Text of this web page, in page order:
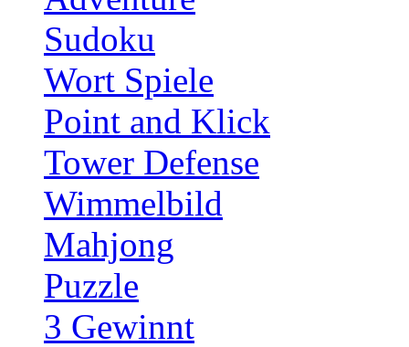
Sudoku
Wort Spiele
Point and Klick
Tower Defense
Wimmelbild
Mahjong
Puzzle
3 Gewinnt